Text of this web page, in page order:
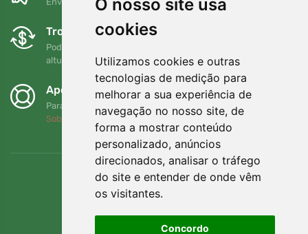
O nosso site usa
cookies
Utilizamos cookies e outras
tecnologias de medição para
melhorar a sua experiência de
navegação no nosso site, de
forma a mostrar conteúdo
personalizado, anúncios
direcionados, analisar o tráfego
do site e entender de onde vêm
os visitantes.
Concordo
Trocas e devoluções gratuitas
Pode devolver ou trocar a sua encomenda em qualquer
altura no prazo de 90 dias
Apoiamos a Trees.org
Para cada encomenda plantamos uma árvore! Leia mais
Sobre nós